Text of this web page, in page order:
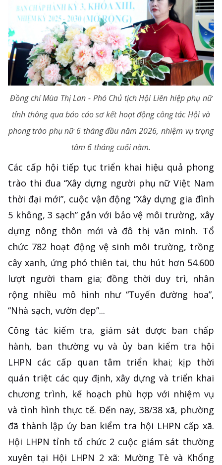
Đồng chí Mùa Thị Lan - Phó Chủ tịch Hội Liên hiệp phụ nữ
tỉnh thông qua báo cáo sơ kết hoạt động công tác Hội và
phong trào phụ nữ 6 tháng đầu năm 2026, nhiệm vụ trọng
tâm 6 tháng cuối năm.
Các cấp hội tiếp tục triển khai hiệu quả phong
trào thi đua “Xây dựng người phụ nữ Việt Nam
thời đại mới”, cuộc vận động “Xây dựng gia đình
5 không, 3 sạch” gắn với bảo vệ môi trường, xây
dựng nông thôn mới và đô thị văn minh. Tổ
chức 782 hoạt động vệ sinh môi trường, trồng
cây xanh, ứng phó thiên tai, thu hút hơn 54.600
lượt người tham gia; đồng thời duy trì, nhân
rộng nhiều mô hình như “Tuyến đường hoa”,
“Nhà sạch, vườn đẹp”...
Công tác kiểm tra, giám sát được ban chấp
hành, ban thường vụ và ủy ban kiểm tra hội
LHPN các cấp quan tâm triển khai; kịp thời
quán triệt các quy định, xây dựng và triển khai
chương trình, kế hoạch phù hợp với nhiệm vụ
và tình hình thực tế. Đến nay, 38/38 xã, phường
đã thành lập ủy ban kiểm tra hội LHPN cấp xã.
Hội LHPN tỉnh tổ chức 2 cuộc giám sát thường
xuyên tại Hội LHPN 2 xã: Mường Tè và Khổng